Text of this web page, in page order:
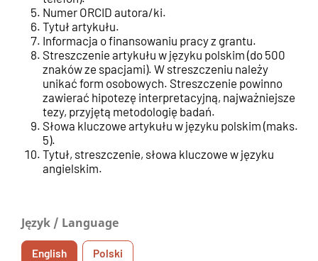
Numer ORCID autora/ki.
Tytuł artykułu.
Informacja o finansowaniu pracy z grantu.
Streszczenie artykułu w języku polskim (do 500
znaków ze spacjami). W streszczeniu należy
unikać form osobowych. Streszczenie powinno
zawierać hipotezę interpretacyjną, najważniejsze
tezy, przyjętą metodologię badań.
Słowa kluczowe artykułu w języku polskim (maks.
5).
Tytuł, streszczenie, słowa kluczowe w języku
angielskim.
Język / Language
English Polski